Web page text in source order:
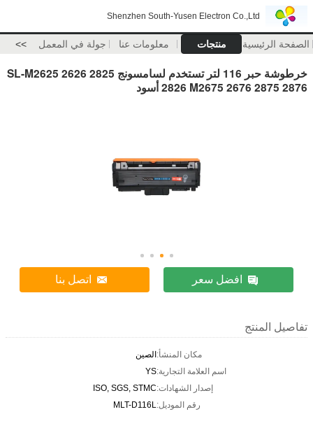
Shenzhen South-Yusen Electron Co.,Ltd
الصفحة الرئيسية منتجات معلومات عنا جولة في المعمل >>
خرطوشة حبر 116 لتر تستخدم لسامسونج SL-M2625 2626 2825
2826 M2675 2676 2875 2876 أسود
افضل سعر اتصل بنا
تفاصيل المنتج
مكان المنشأ:الصين
اسم العلامة التجارية:YS
إصدار الشهادات:ISO, SGS, STMC
رقم الموديل:MLT-D116L